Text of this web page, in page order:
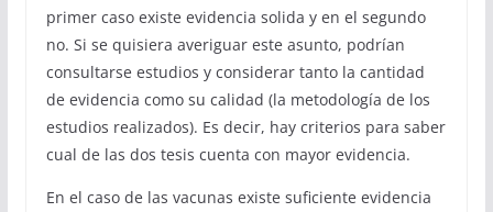
primer caso existe evidencia solida y en el segundo
no. Si se quisiera averiguar este asunto, podrían
consultarse estudios y considerar tanto la cantidad
de evidencia como su calidad (la metodología de los
estudios realizados). Es decir, hay criterios para saber
cual de las dos tesis cuenta con mayor evidencia.
En el caso de las vacunas existe suficiente evidencia